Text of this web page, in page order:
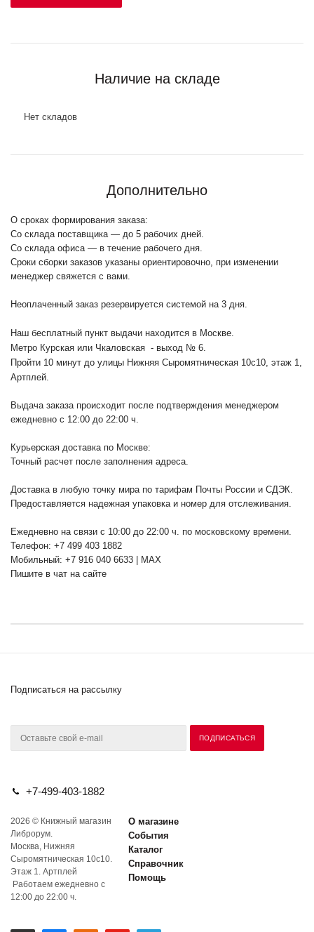
Наличие на складе
Нет складов
Дополнительно
О сроках формирования заказа:
Со склада поставщика — до 5 рабочих дней.
Со склада офиса — в течение рабочего дня.
Сроки сборки заказов указаны ориентировочно, при изменении
менеджер свяжется с вами.
Неоплаченный заказ резервируется системой на 3 дня.
Наш бесплатный пункт выдачи находится в Москве.
Метро Курская или Чкаловская - выход № 6.
Пройти 10 минут до улицы Нижняя Сыромятническая 10с10, этаж 1,
Артплей.
Выдача заказа происходит после подтверждения менеджером
ежедневно с 12:00 до 22:00 ч.
Курьерская доставка по Москве:
Точный расчет после заполнения адреса.
Доставка в любую точку мира по тарифам Почты России и СДЭК.
Предоставляется надежная упаковка и номер для отслеживания.
Ежедневно на связи с 10:00 до 22:00 ч. по московскому времени.
Телефон: +7 499 403 1882
Мобильный: +7 916 040 6633 | MAX
Пишите в чат на сайте
Подписаться на рассылку
+7-499-403-1882
2026 © Книжный магазин
Либрорум.
Москва, Нижняя
Сыромятническая 10с10.
Этаж 1. Артплей
Работаем ежедневно с
12:00 до 22:00 ч.
О магазине
События
Каталог
Справочник
Помощь